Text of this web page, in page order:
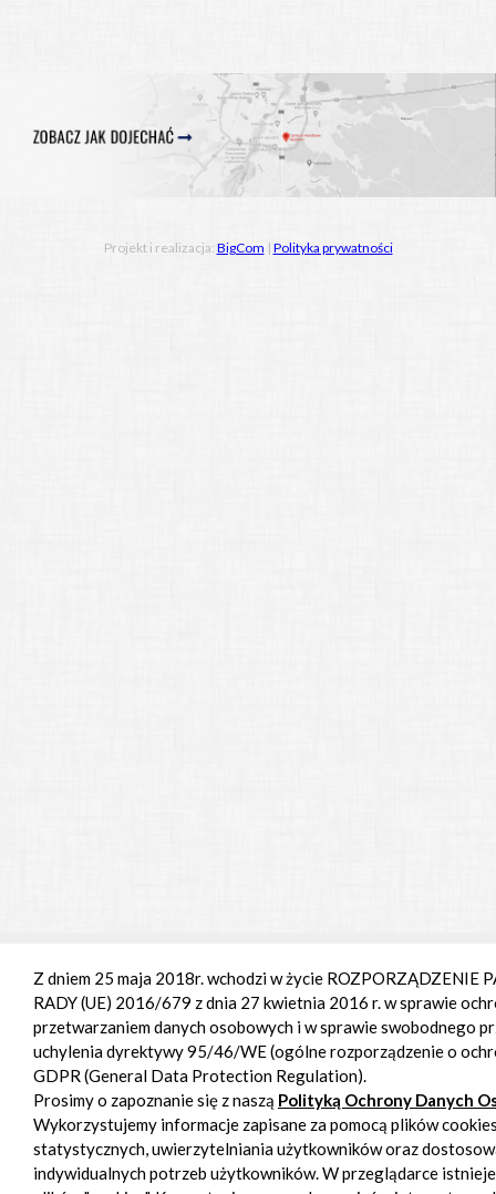
Projekt i realizacja: BigCom | Polityka prywatności
Z dniem 25 maja 2018r. wchodzi w życie ROZPORZĄDZENIE
RADY (UE) 2016/679 z dnia 27 kwietnia 2016 r. w sprawie
przetwarzaniem danych osobowych i w sprawie swobodnego
uchylenia dyrektywy 95/46/WE (ogólne rozporządzenie o
GDPR (General Data Protection Regulation).
Prosimy o zapoznanie się z naszą Polityką Ochrony Danych
Wykorzystujemy informacje zapisane za pomocą plików
statystycznych, uwierzytelniania użytkowników oraz
indywidualnych potrzeb użytkowników. W przeglądarce